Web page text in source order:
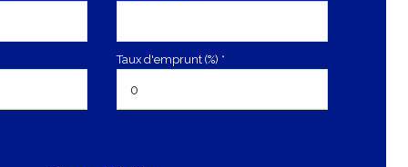
Taux d'emprunt (%) *